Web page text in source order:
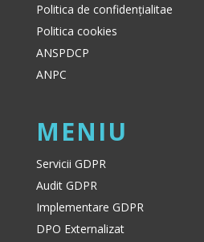
Politica de confidențialitae
Politica cookies
ANSPDCP
ANPC
MENIU
Servicii GDPR
Audit GDPR
Implementare GDPR
DPO Externalizat